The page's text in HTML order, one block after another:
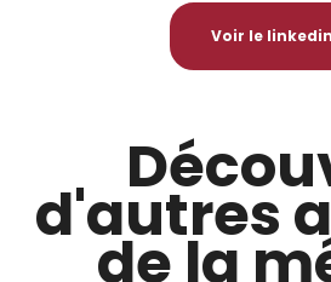
Voir le linkedin
d'autres
de la